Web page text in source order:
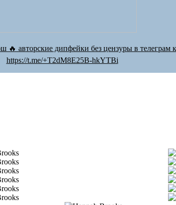
🔥 авторские дипфейки без цензуры в телеграм
https://t.me/+T2dM8E25B-hkYTBi